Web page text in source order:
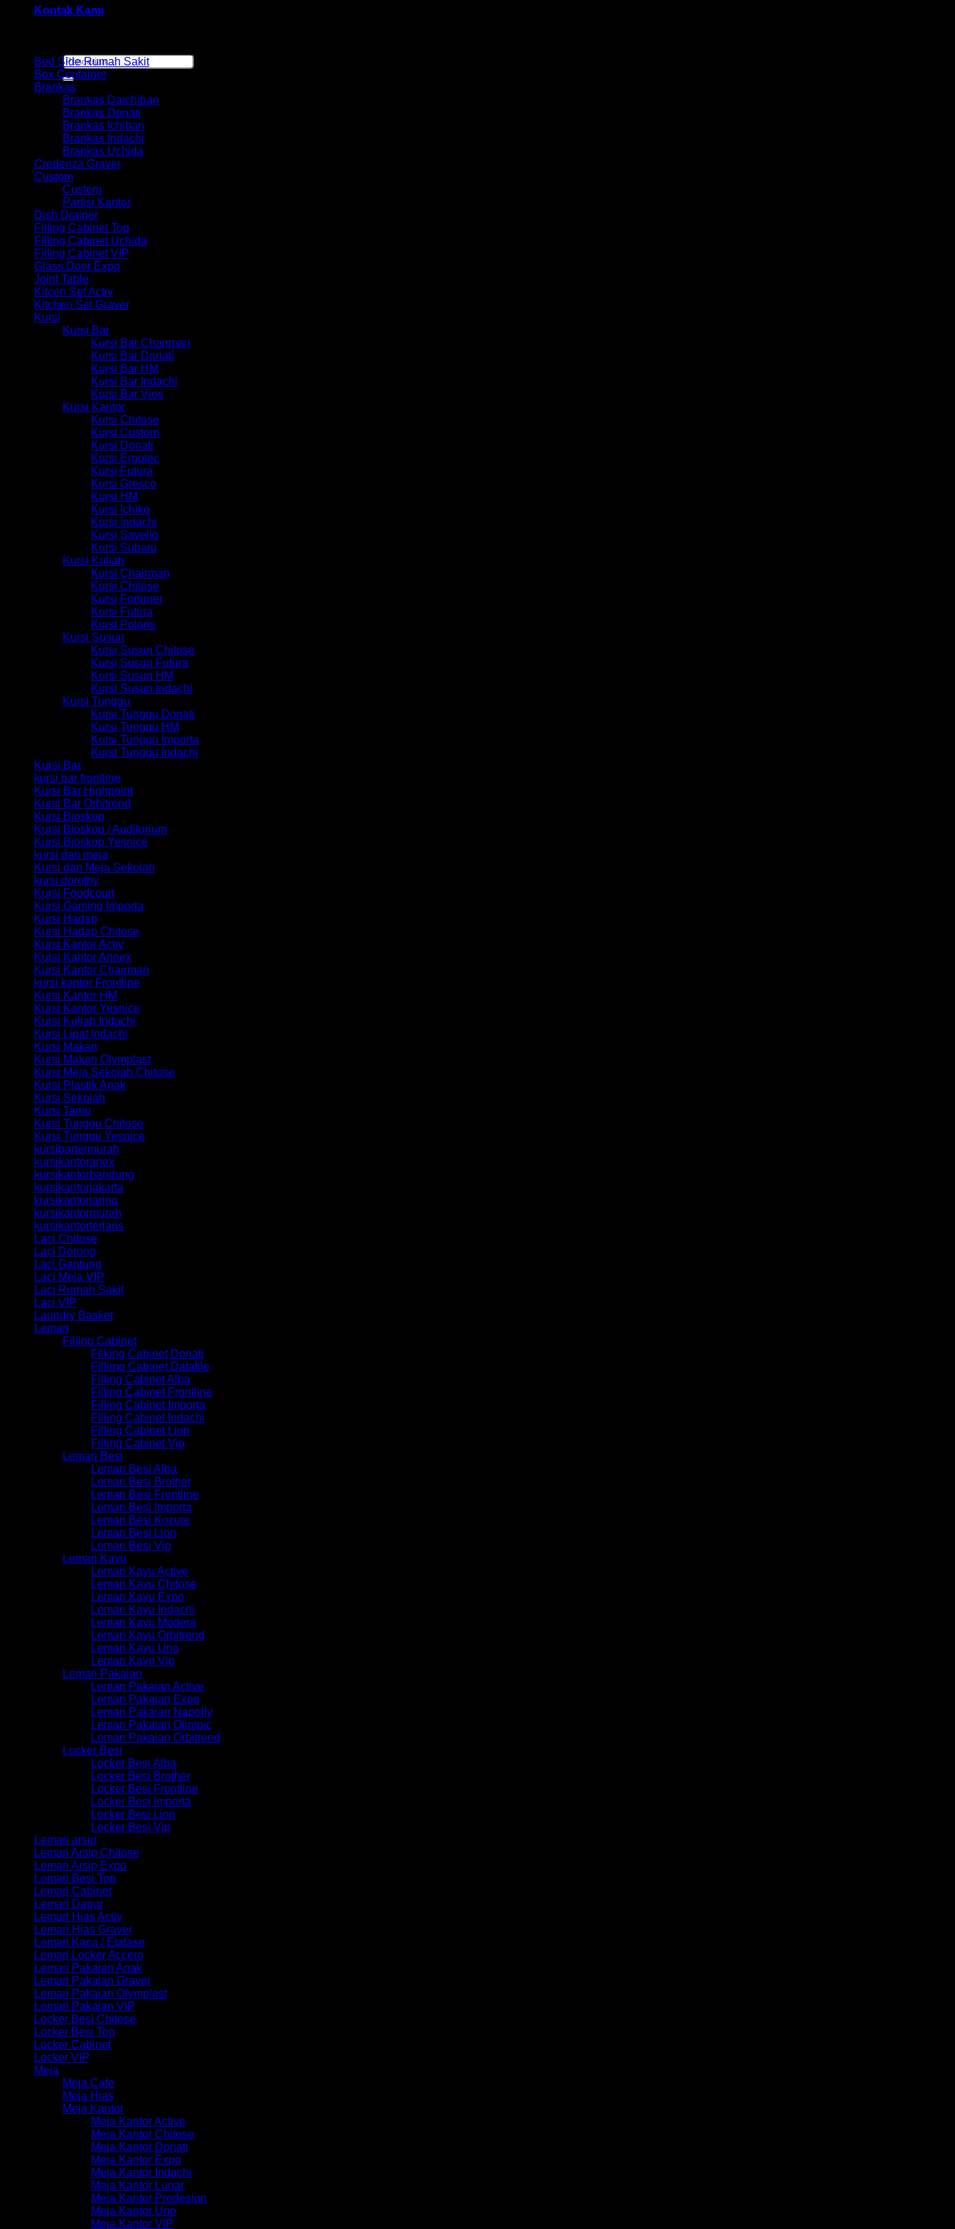
Kontak Kami
Pencarian
untuk:
Bed Side Rumah Sakit
Box Container
Brankas
Brankas Daichiban
Brankas Donati
Brankas Ichiban
Brankas Indachi
Brankas Uchida
Credenza Graver
Custom
Custom
Partisi Kantor
Dish Drainer
Filling Cabinet Top
Filling Cabinet Uchida
Filling Cabinet VIP
Glass Door Expo
Joint Table
Kitcen Set Activ
Kitchen Set Graver
Kursi
Kursi Bar
Kursi Bar Chairman
Kursi Bar Donati
Kursi Bar HM
Kursi Bar Indachi
Kursi Bar Vios
Kursi Kantor
Kursi Chitose
Kursi Custom
Kursi Donati
Kursi Ergotec
Kursi Futura
Kursi Gresco
Kursi HM
Kursi Ichiko
Kursi Indachi
Kursi Savello
Kursi Subaru
Kursi Kuliah
Kursi Chairman
Kursi Chitose
Kursi Fortuner
Kursi Futura
Kursi Polaris
Kursi Susun
Kursi Susun Chitose
Kursi Susun Futura
Kursi Susun HM
Kursi Susun Indachi
Kursi Tunggu
Kursi Tunggu Donati
Kursi Tunggu HM
Kursi Tunggu Importa
Kursi Tunggu Indachi
Kursi Bar
kursi bar frontline
Kursi Bar Highpoint
Kursi Bar Orbitrend
Kursi Bioskop
Kursi Bioskop / Auditorium
Kursi Bioskop Yesnice
kursi dan meja
Kursi dan Meja Sekolah
kursi dorothy
Kursi Foodcourt
Kursi Gaming Importa
Kursi Hadap
Kursi Hadap Chitose
Kursi Kantor Activ
Kursi Kantor Annex
Kursi Kantor Chairman
kursi kantor Frontline
Kursi Kantor HM
Kursi Kantor Yesnice
Kursi Kuliah Indachi
Kursi Lipat Indachi
Kursi Makan
Kursi Makan Olymplast
Kursi Meja Sekolah Chitose
Kursi Plastik Anak
Kursi Sekolah
Kursi Tamu
Kursi Tunggu Chitose
Kursi Tunggu Yesnice
kursibartermurah
kursikantoranex
kursikantorbandung
kursikantorjakarta
kursikantorjaring
kursikantormurah
kursikantorterlaris
Laci Chitose
Laci Dorong
Laci Gantung
Laci Meja VIP
Laci Rumah Sakit
Laci VIP
Laundry Basket
Lemari
Filling Cabinet
Filking Cabinet Donati
Fillimg Cabinet Datafile
Filling Cabinet Alba
Filling Cabinet Frontline
Filling Cabinet Importa
Filling Cabinet Indachi
Filling Cabinet Lion
Filling Cabinet Vip
Lemari Besi
Lemari Besi Alba
Lemari Besi Brother
Lemari Besi Frontline
Lemari Besi Importa
Lemari Besi Kozure
Lemari Besi Lion
Lemari Besi Vip
Lemari Kayu
Lemari Kayu Active
Lemari Kayu Chitose
Lemari Kayu Expo
Lemari Kayu Indachi
Lemari Kayu Modera
Lemari Kayu Orbitrend
Lemari Kayu Uno
Lemari Kayu Vip
Lemari Pakaian
Lemari Pakaian Active
Lemari Pakaian Expo
Lemari Pakaian Napolly
Lemari Pakaian Olimpic
Lemari Pakaian Orbitrend
Locker Besi
Locker Besi Alba
Locker Besi Brother
Locker Besi Frontline
Locker Besi Importa
Locker Besi Lion
Locker Besi Vip
Lemari arsip
Lemari Arsip Chitose
Lemari Arsip Expo
Lemari Besi Top
Lemari Cabinet
Lemari Dapur
Lemari Hias Activ
Lemari Hias Graver
Lemari Kaca / Etalase
Lemari Locker Accero
Lemari Pakaian Anak
Lemari Pakaian Graver
Lemari Pakaian Olymplast
Lemari Pakaian VIP
Locker Besi Chitose
Locker Besi Top
Locker Cabinet
Locker VIP
Meja
Meja Cafe
Meja Hias
Meja Kantor
Meja Kantor Active
Meja Kantor Chitose
Meja Kantor Donati
Meja Kantor Expo
Meja Kantor Indachi
Meja Kantor Lunar
Meja Kantor Prodesign
Meja Kantor Uno
Meja Kantor VIP